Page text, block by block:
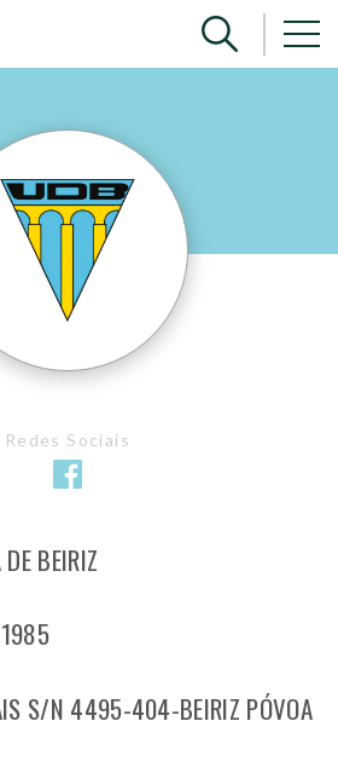
Redes Sociais
BEIRIZ
1985
S/N 4495-404-BEIRIZ PÓVOA